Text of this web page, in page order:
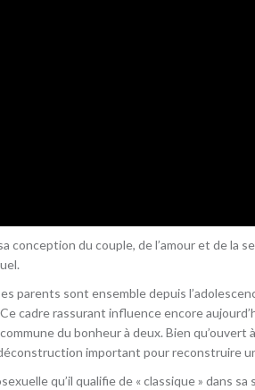
conception du couple, de l’amour et de la
parents sont ensemble depuis
cadre rassurant influence encore
du bonheur à deux. Bien qu’ouvert
important pour reconstruire
qu’il qualifie de « classique » dans sa